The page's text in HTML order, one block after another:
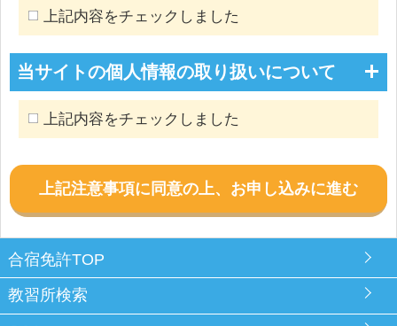
上記内容をチェックしました
当サイトの個人情報の取り扱いについて
上記内容をチェックしました
上記注意事項に同意の上、お申し込みに進む
合宿免許TOP
教習所検索